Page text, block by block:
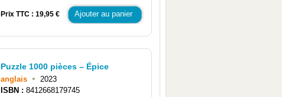
Prix TTC : 19,95 € Ajouter au panier
Puzzle 1000 pièces – Épice
anglais •
2023
ISBN : 8412668179745